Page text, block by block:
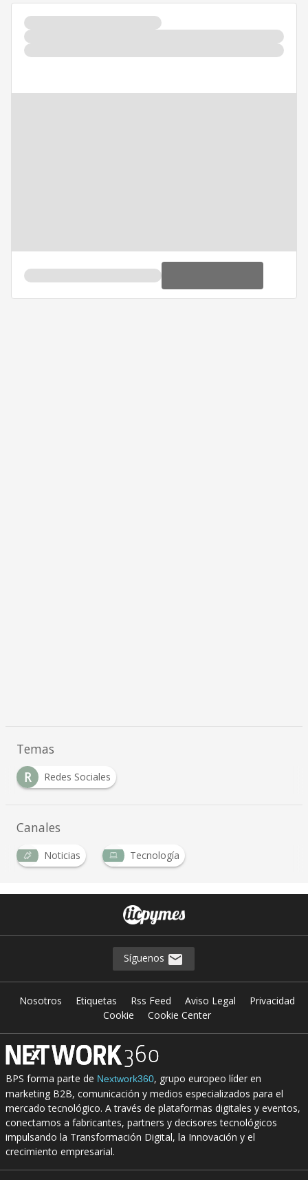
Temas
R
Redes Sociales
Canales
Noticias Tecnología
Síguenos
Nosotros Etiquetas Rss Feed Aviso Legal
Privacidad
Cookie
Cookie Center
BPS forma parte de Nextwork360, grupo europeo líder en
marketing B2B, comunicación y medios especializados para el
mercado tecnológico. A través de plataformas digitales y eventos,
conectamos a fabricantes, partners y decisores tecnológicos
impulsando la Transformación Digital, la Innovación y el
crecimiento empresarial.